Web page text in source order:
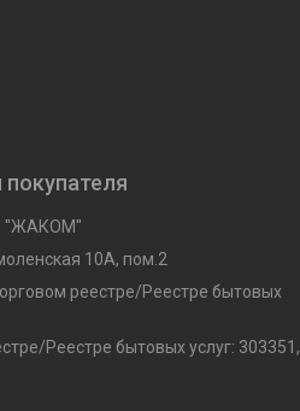
"ЖАКОМ"
10A, пом.2
реестре/Реестре бытовых
Реестре бытовых услуг: 303351,